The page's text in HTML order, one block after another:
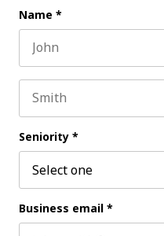
Name *
Seniority *
Business email *